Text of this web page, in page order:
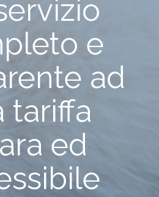
e
ad
tariffa
ed